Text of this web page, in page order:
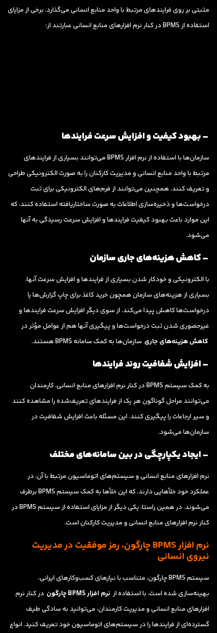
مثبتی بر روی فرایندهای مرتبط با واحد منابع انسانی می‌گذارد. برخی از مزایای
استفاده از BPMS در کنار نرم افزارهای منابع انسانی عبارتند از:
– بهبود کیفیت و افزایش سرعت فرایندها
سازمان‌ها با استفاده از نرم افزار BPMS می‌توانند بسیاری از فرایندهای
مرتبط با واحد منابع انسانی و مدیریت کارکنان را به صورت الکترونیکی طراحی
و تعریف کنند. همچنین می‌توانند از فرم‌های الکترونیکی برای ثبت
درخواست‌ها و ذخیره‌سازی اطلاعات به صورت ساختاریافته استفاده کنند، که
این موارد باعث بهبود کیفیت فرایندها و افزایش سرعت رسیدگی به آنها
می‌شود.
– کاهش هزینه‌های جاری سازمان
با الکترونیکی و خودکار شدن بسیاری از فرایندها و افزایش سرعت آنها،
بسیاری از هزینه‌های سازمان همچون خرید کاغذ برای چاپ گزارش‌ها یا
درخواست‌ها کاهش پیدا می‌کند. از سوی دیگر افزایش سرعت فرایندها و
غیرحضوری شدن ثبت درخواست‌ها و پیگیری آنها هم از عوامل مؤثر در
کاهش هزینه‌های جاری سازمان‌ها به کمک سامانه BPMS هستند.
– افزایش شفافیت روند فرایندها
به کمک سیستم BPMS در کنار نرم افزارهای منابع انسانی، کارمندان
می‌توانند مراحل گوناگون هر یک از فرایندهای تعریف‌شده را مشاهده کنند
و سیر ارجاعات را پیگیری کنند. این مسئله باعث افزایش شفافیت در
سازمان‌ها می‌شود.
– ایجاد یکپارچگی در بین سامانه‌های مختلف
نرم افزارهای منابع انسانی و سیستم‌های اتوماسیون مرتبط با آن، در
عملکرد خود خلأهایی دارند، که این خلأها به کمک سیستم BPMS برطرف
می‌شوند. در همین راستا، یکی دیگر از مزایای استفاده از سیستم BPMS در
کنار نرم افزارهای منابع انسانی و مدیریت کارکنان است.
نرم افزار BPMS چارگون، رمز موفقیت در مدیریت
نیروی انسانی
سیستم BPMS چارگون، متناسب با نیازهای کسب‌وکارهای ایرانی،
بهینه‌سازی شده است. با استفاده از نرم افزار BPMS چارگون
در کنار نرم
افزارهای منابع انسانی و مدیریت کارمندان، می‌توانید به سادگی طیف
گسترده‌ای از فرایندها را در سیستم‌های اتوماسیون خود تعریف کنید. انواع